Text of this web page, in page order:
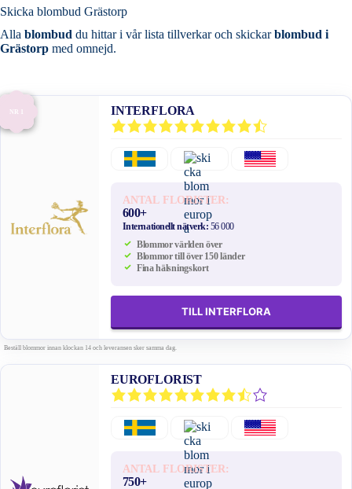
Skicka blombud Grästorp
Alla blombud du hittar i vår lista tillverkar och skickarblombud i
Grästorp med omnejd.
NR 1 INTERFLORA
ANTAL FLORISTER:
600+
Internationellt nätverk: 56 000
Blommor världen över
Blommor till över 150 länder
Fina hälsningskort
TILL INTERFLORA
Beställ blommor innan klockan 14 och leveransen sker samma dag.
EUROFLORIST
ANTAL FLORISTER:
750+